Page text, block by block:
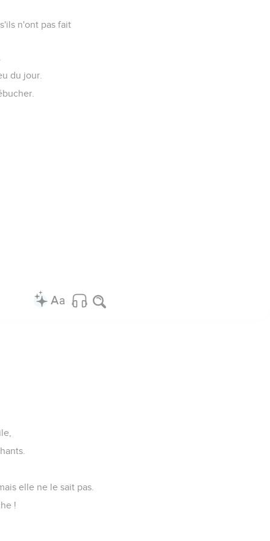
n'ont pas fait
du jour.
elle ne le sait pas.
!